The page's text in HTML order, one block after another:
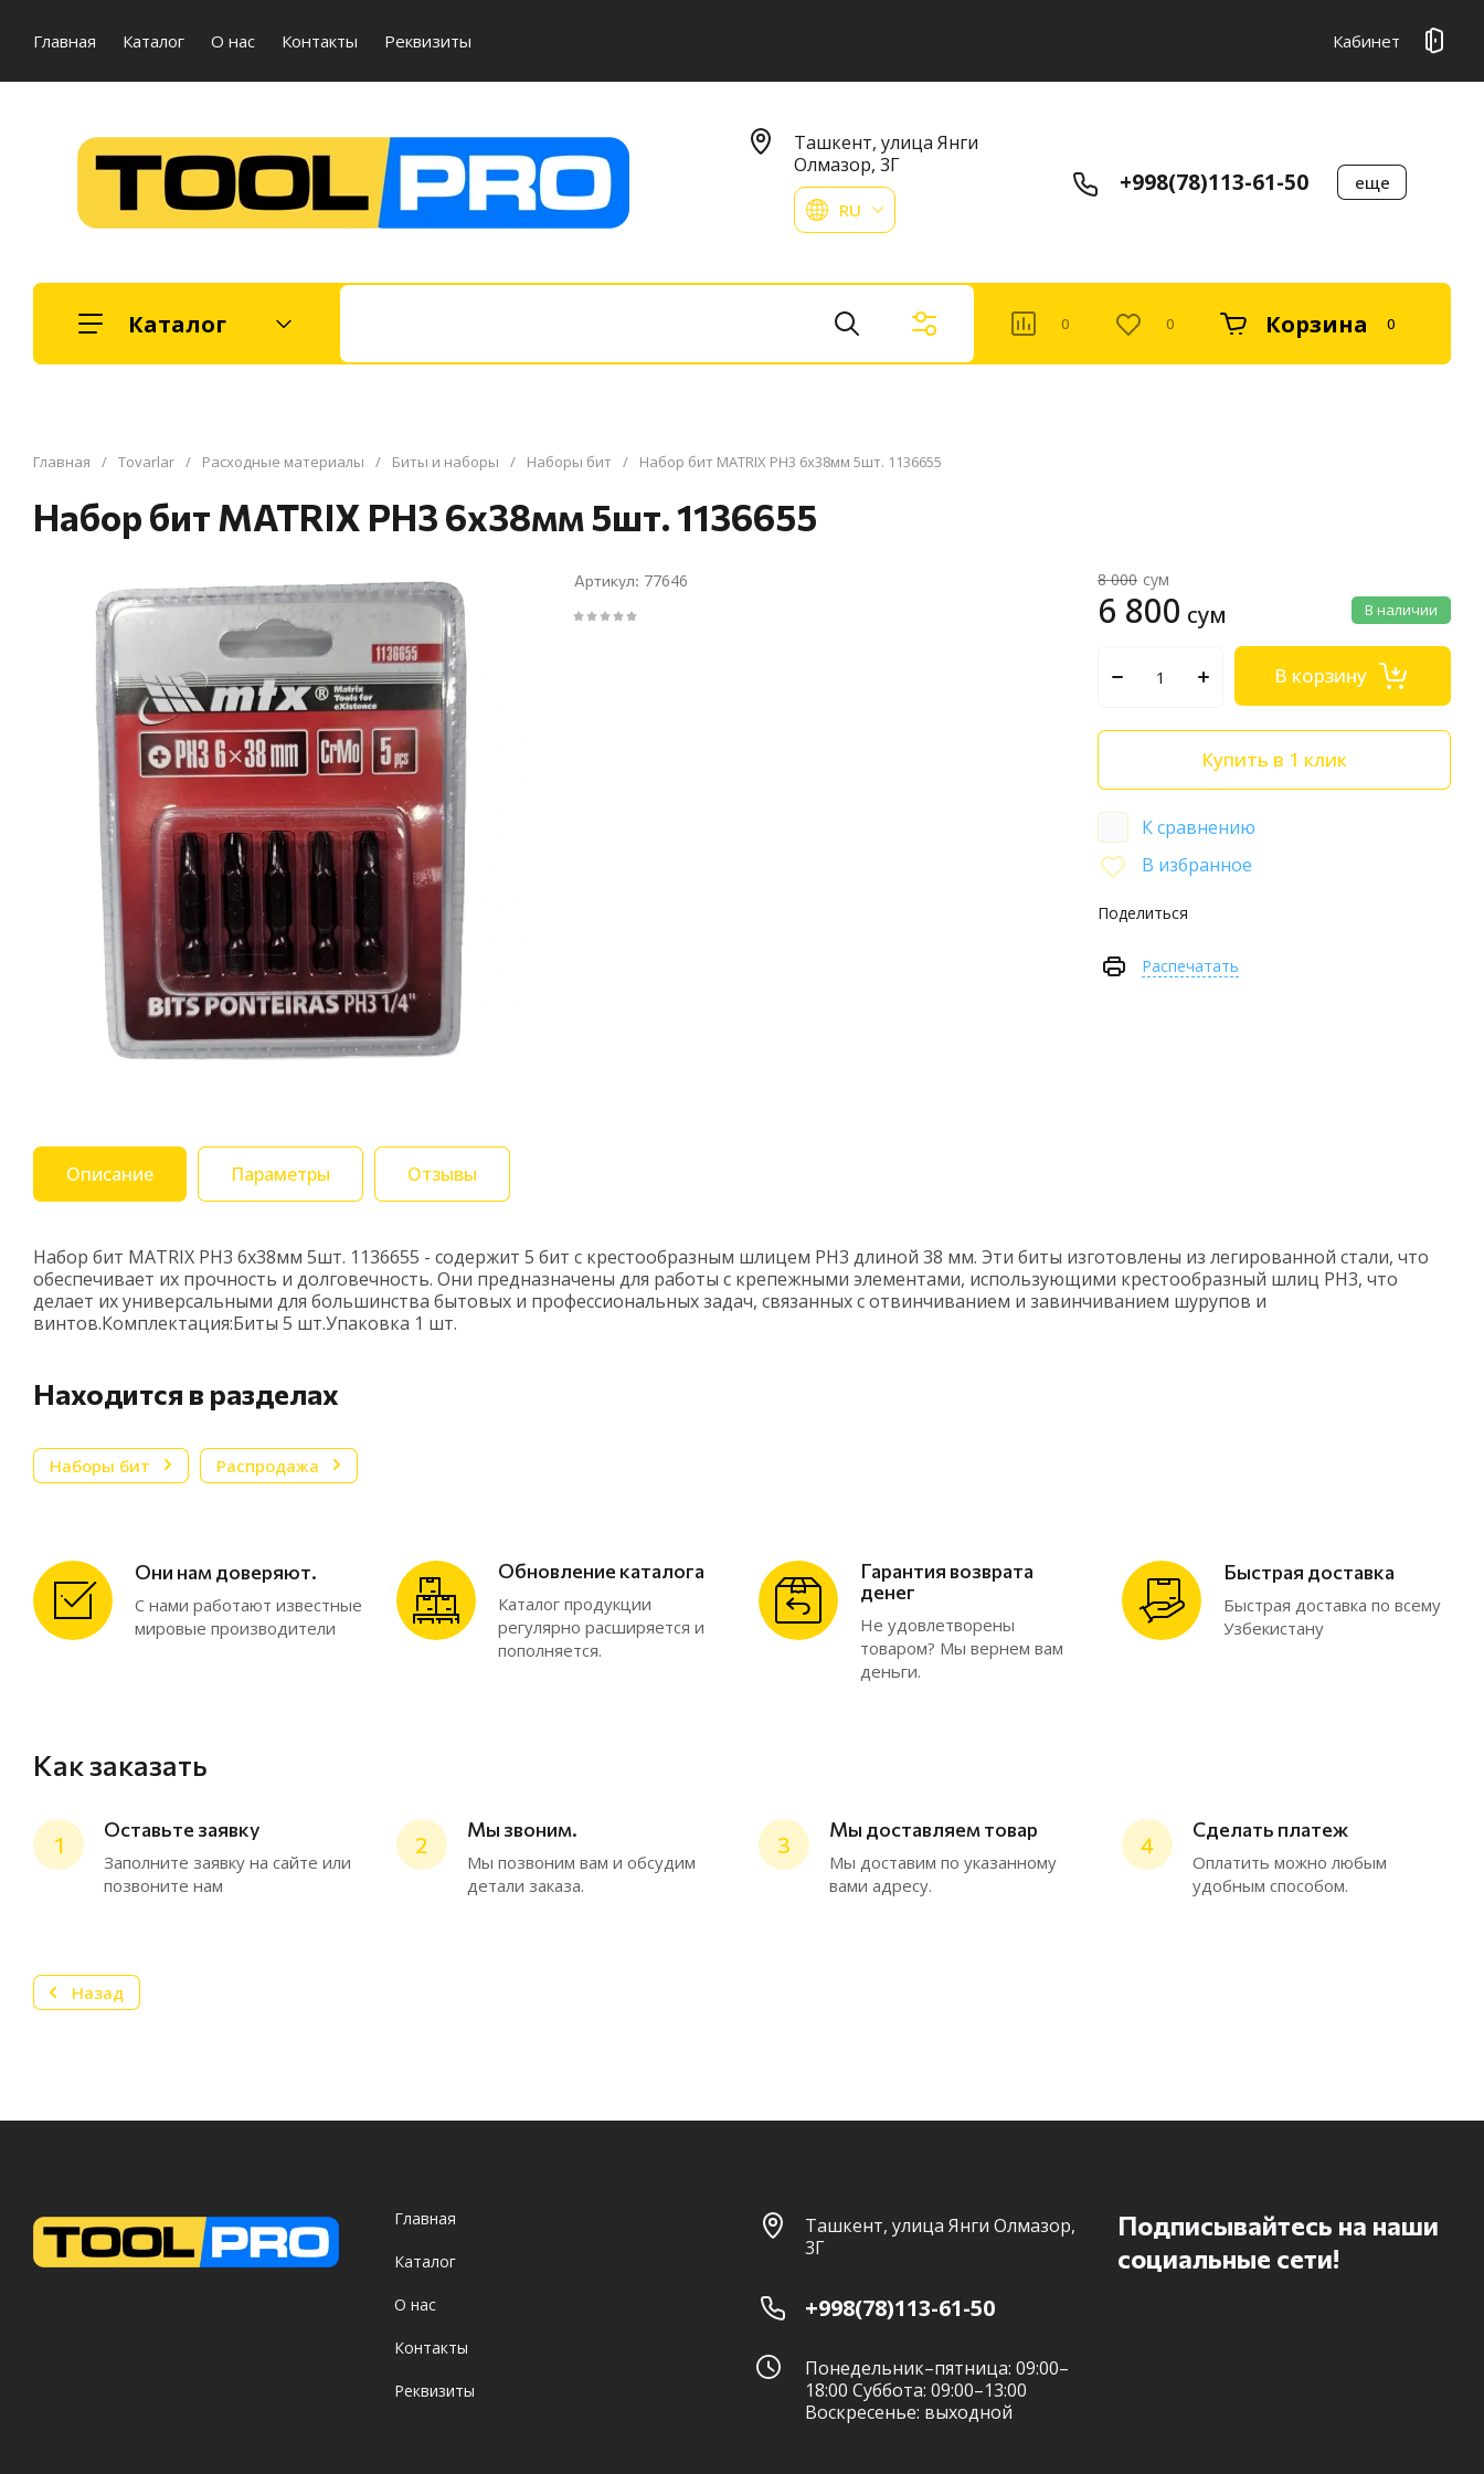
Главная Каталог О нас Контакты Реквизиты Кабинет
Ташкент, улица Янги
Олмазор, 3Г
RU
+998(78)113-61-50 еще
Каталог 0 0 Корзина 0
Главная / Tovarlar / Расходные материалы / Биты и наборы / Наборы бит / Набор бит MATRIX PH3 6х38мм 5шт. 1136655
Набор бит MATRIX PH3 6х38мм 5шт. 1136655
Артикул: 77646
В наличии
8 000 сум
6 800 сум
В корзину
Купить в 1 клик
К сравнению
В избранное
Поделиться
Распечатать
Описание Параметры Отзывы
Набор бит MATRIX PH3 6х38мм 5шт. 1136655 - содержит 5 бит с крестообразным шлицем PH3 длиной 38 мм. Эти биты изготовлены из легированной стали, что
обеспечивает их прочность и долговечность. Они предназначены для работы с крепежными элементами, использующими крестообразный шлиц PH3, что
делает их универсальными для большинства бытовых и профессиональных задач, связанных с отвинчиванием и завинчиванием шурупов и
винтов.Комплектация:Биты 5 шт.Упаковка 1 шт.
Находится в разделах
Наборы бит Распродажа
Они нам доверяют.
С нами работают известные
мировые производители
Обновление каталога
Каталог продукции
регулярно расширяется и
пополняется.
Гарантия возврата
денег
Не удовлетворены
товаром? Мы вернем вам
деньги.
Быстрая доставка
Быстрая доставка по всему
Узбекистану
Как заказать
1
Оставьте заявку
Заполните заявку на сайте или
позвоните нам
2
Мы звоним.
Мы позвоним вам и обсудим
детали заказа.
3
Мы доставляем товар
Мы доставим по указанному
вами адресу.
4
Сделать платеж
Оплатить можно любым
удобным способом.
Назад
Главная
Каталог
О нас
Контакты
Реквизиты
Ташкент, улица Янги Олмазор,
3Г
+998(78)113-61-50
Понедельник–пятница: 09:00–
18:00 Суббота: 09:00–13:00
Воскресенье: выходной
Подписывайтесь на наши
социальные сети!
ChatApp